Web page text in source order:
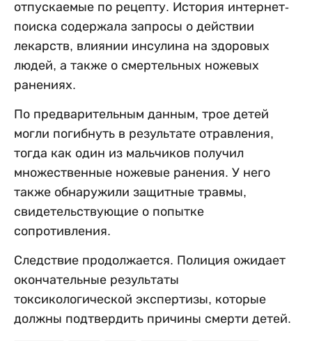
отпускаемые по рецепту. История интернет-
поиска содержала запросы о действии
лекарств, влиянии инсулина на здоровых
людей, а также о смертельных ножевых
ранениях.
По предварительным данным, трое детей
могли погибнуть в результате отравления,
тогда как один из мальчиков получил
множественные ножевые ранения. У него
также обнаружили защитные травмы,
свидетельствующие о попытке
сопротивления.
Следствие продолжается. Полиция ожидает
окончательные результаты
токсикологической экспертизы, которые
должны подтвердить причины смерти детей.